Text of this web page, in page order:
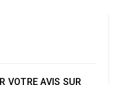
VOTRE AVIS SUR